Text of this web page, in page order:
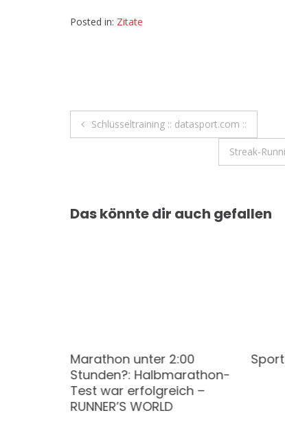
Posted in: Zitate
Beitragsnavigation
Schlüsseltraining :: datasport.com ::
Streak-
Das könnte dir auch gefallen
Marathon unter 2:00
Stunden?: Halbmarathon-
Test war erfolgreich –
RUNNER’S WORLD